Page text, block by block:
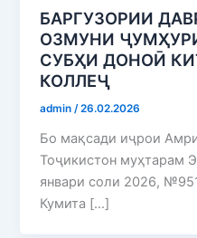
БАРГУЗОРИИ
ОЗМУНИ
СУБҲИ ДОНОӢ
КОЛЛЕҶ
admin/26.02.2026
Бо мақсади иҷрои
Тоҷикистон муҳтарам
январи соли 2026,
Кумита […]